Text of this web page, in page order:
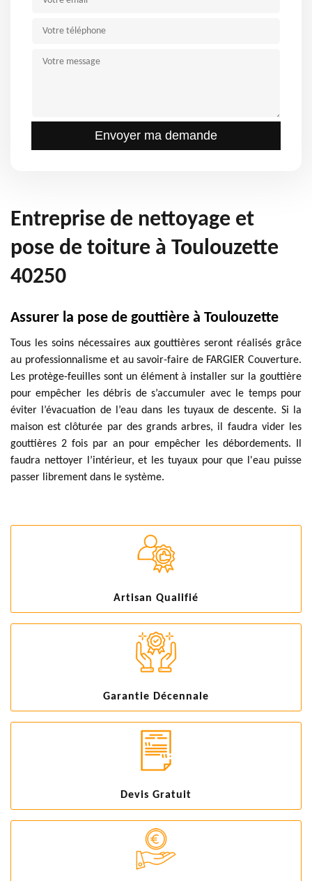
Entreprise de nettoyage et
pose de toiture à Toulouzette
40250
Assurer la pose de gouttière à Toulouzette
Tous les soins nécessaires aux gouttières seront réalisés grâce
au professionnalisme et au savoir-faire de FARGIER Couverture.
Les protège-feuilles sont un élément à installer sur la gouttière
pour empêcher les débris de s’accumuler avec le temps pour
éviter l’évacuation de l’eau dans les tuyaux de descente. Si la
maison est clôturée par des grands arbres, il faudra vider les
gouttières 2 fois par an pour empêcher les débordements. Il
faudra nettoyer l’intérieur, et les tuyaux pour que l'eau puisse
passer librement dans le système.
Artisan Qualifié
Garantie Décennale
Devis Gratuit